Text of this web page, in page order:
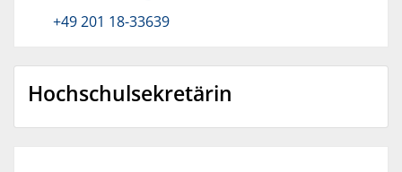
+49 201 18-33639
Hochschulsekretärin